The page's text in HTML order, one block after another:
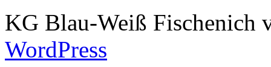
KG Blau-Weiß Fischenich
WordPress